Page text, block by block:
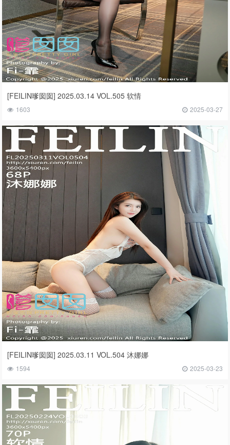
[FEILIN嗲囡囡] 2025.03.14 VOL.505 软情
1603 2025-03-27
[FEILIN嗲囡囡] 2025.03.11 VOL.504 沐娜娜
1594 2025-03-23